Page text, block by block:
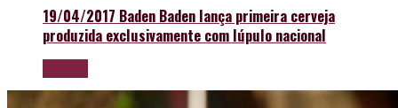
19/04/2017 Baden Baden lança primeira cerveja
produzida exclusivamente com lúpulo nacional